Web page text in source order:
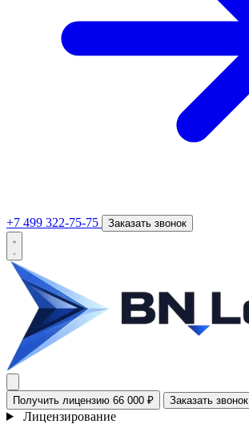
+7 499 322-75-75 Заказать звонок
Получить лицензию 66 000 ₽ Заказать звонок
Лицензирование